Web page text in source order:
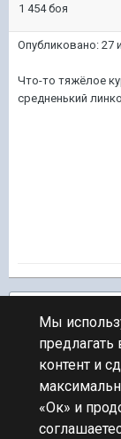
1 454 боя
Опубликовано: 27
Что-то тяжёлое
средненький
ПЕРЕЙТИ К
Мы
контент и
«Ок» и